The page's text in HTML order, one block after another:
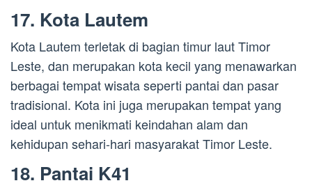
17. Kota Lautem
Kota Lautem terletak di bagian timur laut Timor
Leste, dan merupakan kota kecil yang menawarkan
berbagai tempat wisata seperti pantai dan pasar
tradisional. Kota ini juga merupakan tempat yang
ideal untuk menikmati keindahan alam dan
kehidupan sehari-hari masyarakat Timor Leste.
18. Pantai K41